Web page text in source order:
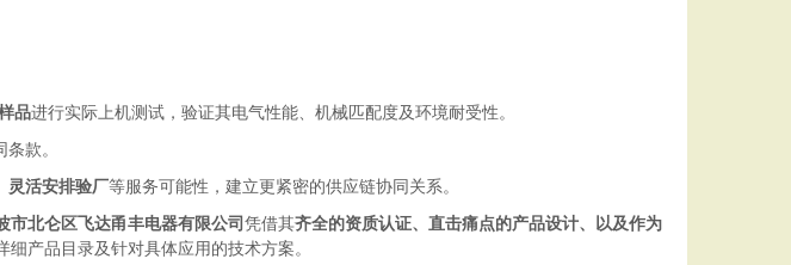
品进行实际上机测试，验证其电气性能、机械匹配度及环境耐受性。
款。
灵活安排验厂等服务可能性，建立更紧密的供应链协同关系。
市北仑区飞达甬丰电器有限公司凭借其齐全的资质认证、直击痛点的产品设计、以及作为
产品目录及针对具体应用的技术方案。